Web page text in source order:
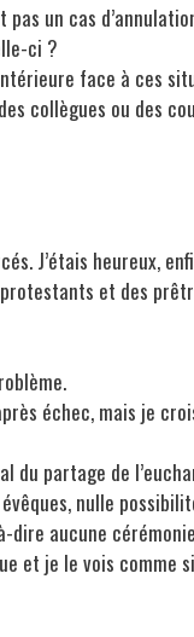
un cas
ci ?
face à ces
collègues ou des
J’étais heureux,
et des
échec, mais je
partage de
nulle
aucune
et je le vois comme